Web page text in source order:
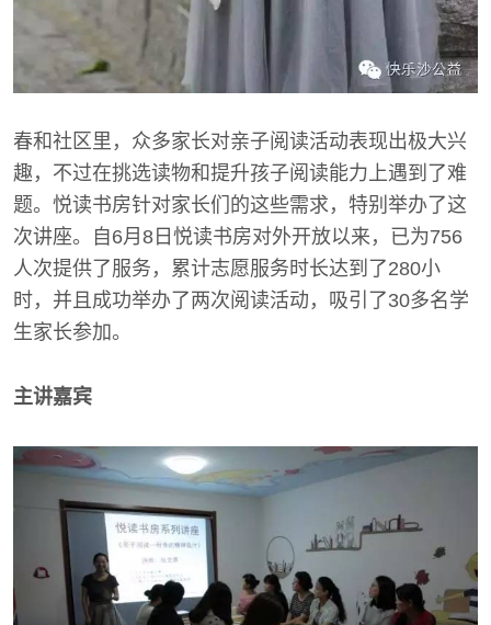
春和社区里，众多家长对亲子阅读活动表现出极大兴
趣，不过在挑选读物和提升孩子阅读能力上遇到了难
题。悦读书房针对家长们的这些需求，特别举办了这
次讲座。自6月8日悦读书房对外开放以来，已为756
人次提供了服务，累计志愿服务时长达到了280小
时，并且成功举办了两次阅读活动，吸引了30多名学
生家长参加。
主讲嘉宾